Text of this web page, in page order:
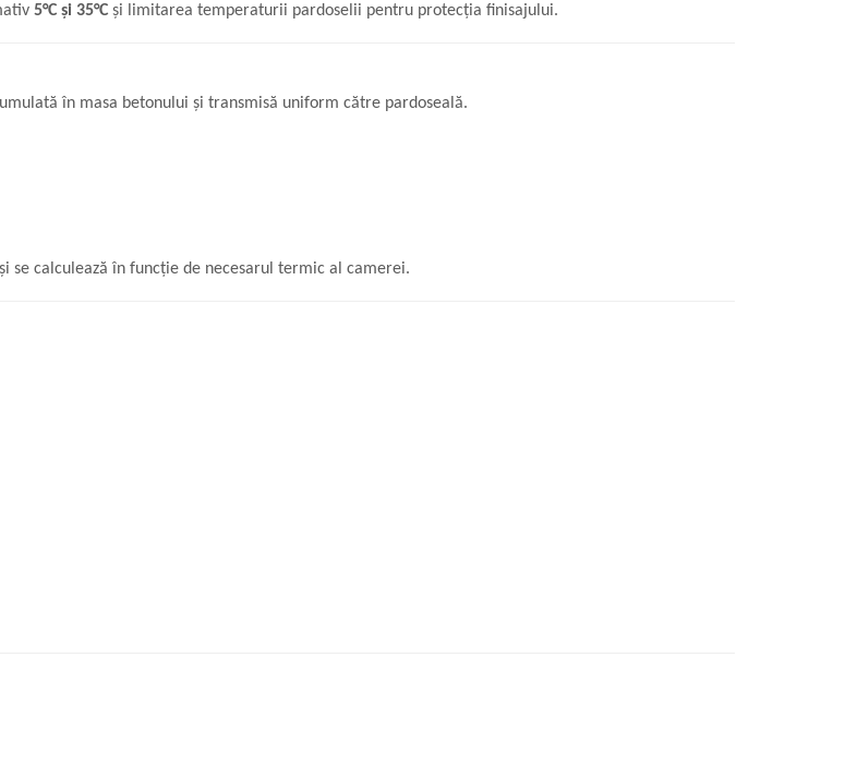
5°C și 35°C și limitarea temperaturii pardoselii pentru protecția finisajului.
în masa betonului și transmisă uniform către pardoseală.
calculează în funcție de necesarul termic al camerei.